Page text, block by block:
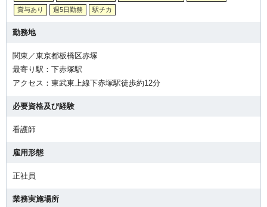
賞与あり
週5日勤務 駅チカ
勤務地
関東／東京都板橋区赤塚
最寄り駅：下赤塚駅
アクセス：東武東上線下赤塚駅徒歩約12分
必要資格及び経験
看護師
雇用形態
正社員
業務実施場所